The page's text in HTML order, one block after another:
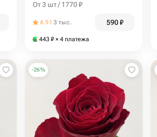
От 3 шт / 1770 ₽
4.91 3 тыс. 590₽
443 ₽ × 4 платежа
-26%